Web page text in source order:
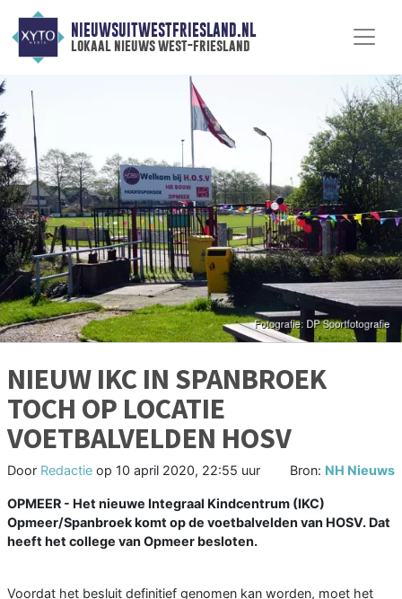
NIEUWSUITWESTFRIESLAND.NL
lokaal nieuws west-friesland
NIEUW IKC IN SPANBROEK
TOCH OP LOCATIE
VOETBALVELDEN HOSV
Door Redactie op 10 april 2020, 22:55 uur Bron: NH Nieuws
OPMEER - Het nieuwe Integraal Kindcentrum (IKC)
Opmeer/Spanbroek komt op de voetbalvelden van HOSV. Dat
heeft het college van Opmeer besloten.
Voordat het besluit definitief genomen kan worden, moet het